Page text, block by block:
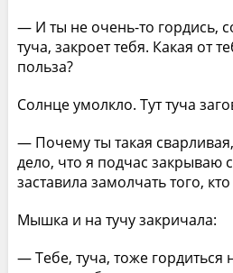
— И ты не очень-то гордись,
туча, закроет тебя. Какая от
польза?
Солнце умолкло. Тут туча
— Почему ты такая
дело, что я подчас закрываю
заставила замолчать того,
Мышка и на тучу закричала:
— Тебе, туча, тоже гордиться